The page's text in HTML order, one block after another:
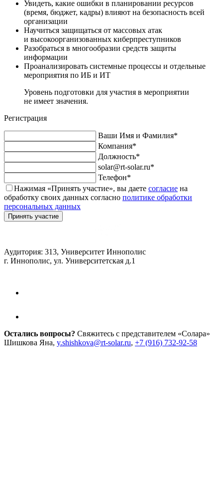
Увидеть, какие ошибки в планировании ресурсов
(время, бюджет, кадры) влияют на безопасность всей
организации
Научиться защищаться от массовых атак
и высокоорганизованных киберпреступников
Разобраться в многообразии средств защиты
информации
Проанализировать системные процессы и отдельные
мероприятия по ИБ и ИТ
Уровень подготовки для участия в мероприятии
не имеет значения.
Регистрация
Ваши Имя и Фамилия*
Компания*
Должность*
solar@rt-solar.ru*
Телефон*
Нажимая «Принять участие», вы даете согласие на
обработку своих данных согласно политике обработки
персональных данных
Принять участие
Аудитория: 313, Университет Иннополис
г. Иннополис, ул. Университетская д.1
Остались вопросы? Свяжитесь с представителем «Солара»
Шишкова Яна, y.shishkova@rt-solar.ru, +7 (916) 732-92-58